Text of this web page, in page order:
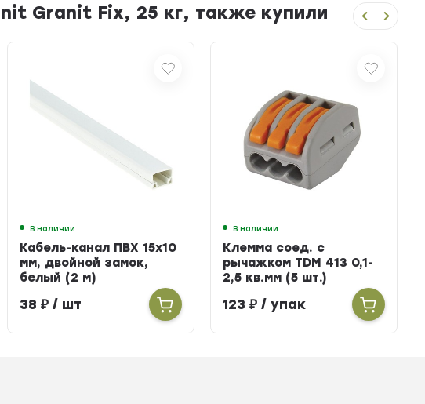
Granit Fix, 25 кг, также купили
В наличии
Кабель-канал ПВХ 15х10
мм, двойной замок,
белый (2 м)
38₽ / шт
В наличии
Клемма соед. с
рычажком TDM 413 0,1-
2,5 кв.мм (5 шт.)
123₽ / упак